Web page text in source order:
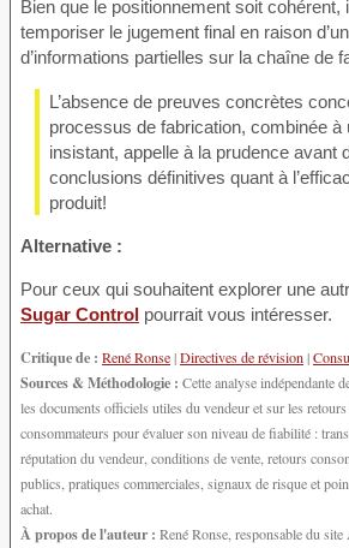
Bien que le positionnement soit cohérent,
temporiser le jugement final en raison
d’informations partielles sur la chaîne de
L’absence de preuves concrètes
processus de fabrication, combinée à
insistant, appelle à la prudence avant
conclusions définitives quant à
produit!
Alternative :
Pour ceux qui souhaitent explorer une
Sugar Control pourrait vous intéresser.
Critique de : René Ronse|Directives de révision|
Sources & Méthodologie : Cette analyse indépendante
les documents officiels utiles du vendeur et sur les
consommateurs pour évaluer son niveau de fiabilité :
réputation du vendeur, conditions de vente, retours
publics, pratiques commerciales, signaux de risque et
achat.
À propos de l'auteur : René Ronse, responsable du